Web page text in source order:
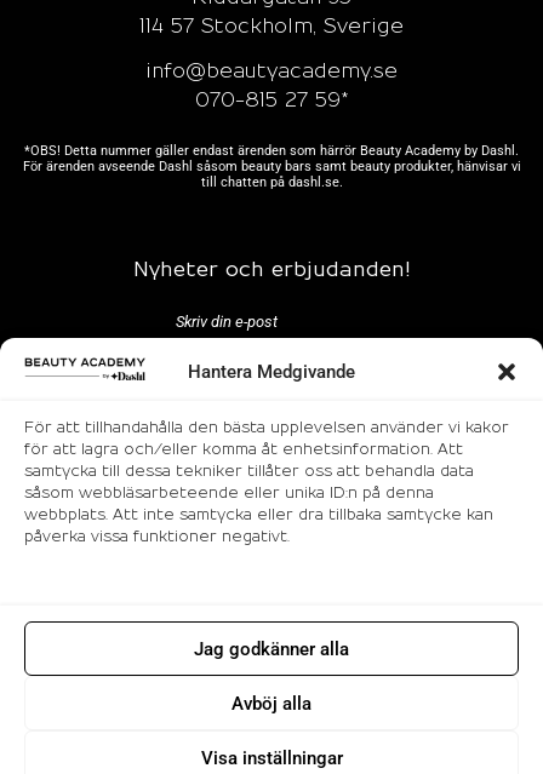
Hantera Medgivande
För att tillhandahålla den bästa upplevelsen använder vi kakor
för att lagra och/eller komma åt enhetsinformation. Att
samtycka till dessa tekniker tillåter oss att behandla data
såsom webbläsarbeteende eller unika ID:n på denna
webbplats. Att inte samtycka eller dra tillbaka samtycke kan
påverka vissa funktioner negativt.
Jag godkänner alla
Avböj alla
Visa inställningar
114 57 Stockholm, Sverige
info@beautyacademy.se
070-815 27 59*
*OBS! Detta nummer gäller endast ärenden som härrör Beauty Academy by Dashl.
För ärenden avseende Dashl såsom beauty bars samt beauty produkter, hänvisar vi
till chatten på dashl.se.
Nyheter och erbjudanden!
Följ oss
© 2026 Makeup utbildning i Stockholm |